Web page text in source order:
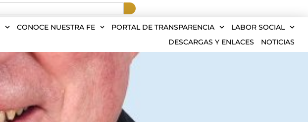
CONOCE NUESTRA FE PORTAL DE TRANSPARENCIA
LABOR SOCIAL
DESCARGAS Y ENLACES
NOTICIAS